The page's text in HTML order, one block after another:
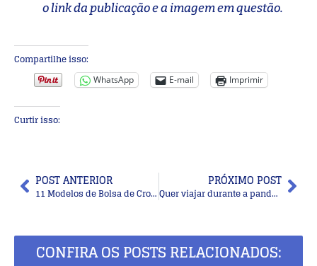
o link da publicação e a imagem em questão.
Compartilhe isso:
WhatsApp E-mail Imprimir
Curtir isso:
POST ANTERIOR
11 Modelos de Bolsa de Crochê com Gráfico do Ponto
PRÓXIMO POST
Quer viajar durante a pandemia? Destinos curtos e contato com a natureza é o Ideal!
CONFIRA OS POSTS RELACIONADOS: